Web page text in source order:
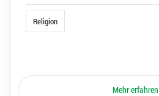
Religion
Mehr erfahren